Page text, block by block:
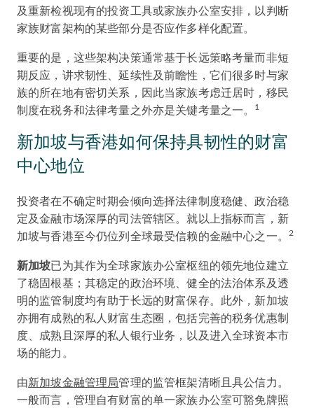
及重新检视现有的投资工具或家族办公室安排，以判断
家族财富架构的某些部分是否应作多样化配置。
重要的是，这些架构决策通常基于长远策略考量而非短
期反应，讲求韧性、延续性及前瞻性，它们很多时与家
族的所在地有密切关系，因此当家族考虑迁居时，移民
制度在税务和法律考量之外亦是关键考量之一。
1
新加坡与香港如何保持具韧性的财富
中心地位
投资者在不确定时期会倾向选择法律制度稳健、政治稳
定及金融市场深厚的司法管辖区。就以上指标而言，新
加坡与香港至今仍位列全球最受信赖的金融中心之一。
2
新加坡已为其作为全球家族办公室枢纽的领先地位建立
了稳固根基；其稳定的政治环境、健全的法治体系及透
明的监管制度均有助于长远的财富保存。此外，新加坡
亦拥有成熟的私人财富生态圈，包括完善的税务优惠制
度、成熟且深厚的私人银行业务，以及进入全球资本市
场的能力。
由新加坡金融管理局管理的监管框架清晰且具公信力。
一般而言，管理自有财富的单一家族办公室可豁免牌照